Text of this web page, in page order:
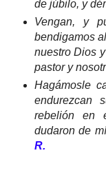
de júbilo, y
Vengan, y
bendigamos
nuestro Dios
pastor y
Hagámosle
endurezcan
rebelión en
dudaron de
R.